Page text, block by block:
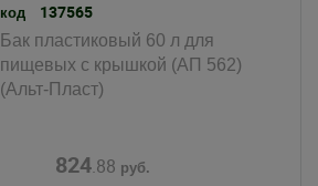
код 137565
Бак пластиковый 60 л для
пищевых с крышкой (АП 562)
(Альт-Пласт)
824.88 руб.